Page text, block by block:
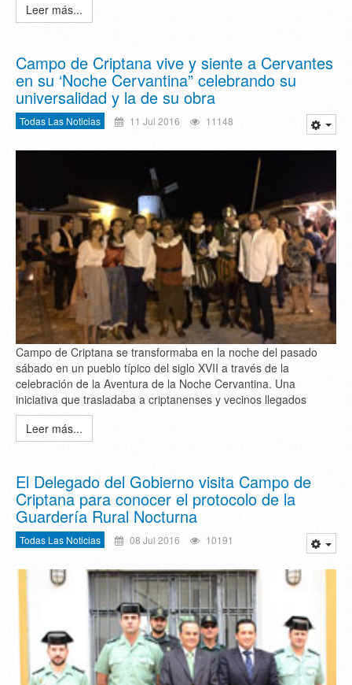
Leer más...
Campo de Criptana vive y siente a Cervantes
en su ‘Noche Cervantina” celebrando su
universalidad y la de su obra
Todas Las Noticias 11 Jul 2016 11148
Campo de Criptana se transformaba en la noche del pasado
sábado en un pueblo típico del siglo XVII a través de la
celebración de la Aventura de la Noche Cervantina. Una
iniciativa que trasladaba a criptanenses y vecinos llegados
Leer más...
El Delegado del Gobierno visita Campo de
Criptana para conocer el protocolo de la
Guardería Rural Nocturna
Todas Las Noticias 08 Jul 2016 10191